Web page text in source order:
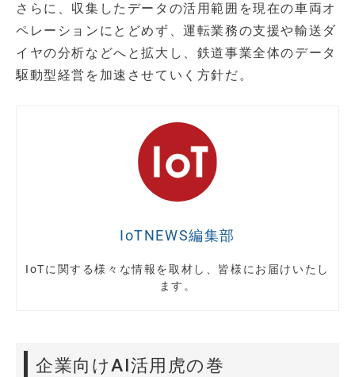
さらに、収集したデータの活用範囲を現在の車両オ
ペレーションにとどめず、運転業務の支援や輸送ダ
イヤの分析などへと拡大し、鉄道事業全体のデータ
駆動型経営を加速させていく方針だ。
IoTNEWS編集部
IoTに関する様々な情報を取材し、皆様にお届けいたし
ます。
企業向けAI活用虎の巻